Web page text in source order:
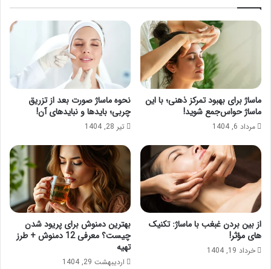
ماساژ برای بهبود تمرکز ذهنی؛ با این
ماساژ حواس‌جمع شوید!
مرداد 6, 1404
نحوه ماساژ صورت بعد از تزریق
چربی؛ بایدها و نبایدهای آن!
تیر 28, 1404
از بین بردن غبغب با ماساژ: تکنیک
های مؤثر!
خرداد 19, 1404
بهترین دمنوش برای پریود شدن
چیست؟ معرفی 12 دمنوش + طرز
تهیه
اردیبهشت 29, 1404